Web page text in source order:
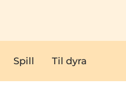
Spill Til dyra